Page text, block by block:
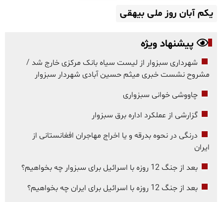
یکم آبان روز ملی بیهقی
پیشنهاد ویژه
شهرداری سبزوار از لیست سیاه بانک مرکزی خارج شد /
مشروح نشست خبری میثم حسین آبادی شهردار سبزوار
چاووشی خوانی سبزواری
گزارشی از عملکرد اداره برق سبزوار
درنگی در نحوه بدرقه و یا اخراج مهاجران افغانستانی از
ایران
بعد از جنگ 12 روزه با اسرائیل برای سبزوار چه بخواهیم؟
بعد از جنگ 12 روزه با اسرائیل برای ایران چه بخواهیم؟